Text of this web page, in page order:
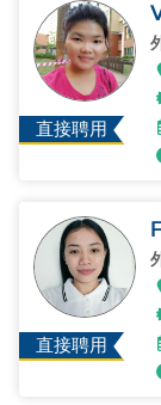
直接聘用
直接聘用